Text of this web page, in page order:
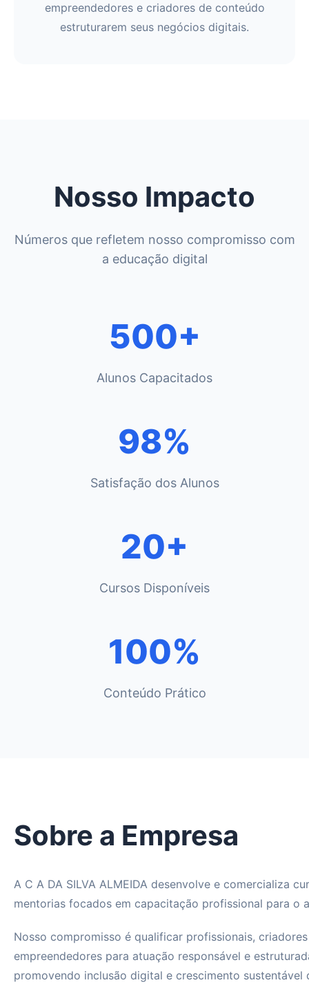
empreendedores e criadores de conteúdo
estruturarem seus negócios digitais.
Nosso Impacto
Números que refletem nosso compromisso com
a educação digital
500+
Alunos Capacitados
98%
Satisfação dos Alunos
20+
Cursos Disponíveis
100%
Conteúdo Prático
Sobre a Empresa
A C A DA SILVA ALMEIDA desenvolve e comercializa
mentorias focados em capacitação profissional para o
Nosso compromisso é qualificar profissionais,
empreendedores para atuação responsável e
promovendo inclusão digital e crescimento sustentável